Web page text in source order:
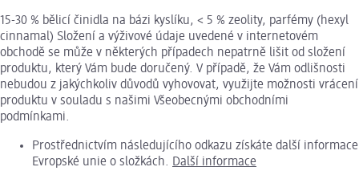
15-30 % bělicí činidla na bázi kyslíku, < 5 % zeolity, parfémy (hexyl
cinnamal) Složení a výživové údaje uvedené v internetovém
obchodě se může v některých případech nepatrně lišit od složení
produktu, který Vám bude doručený. V případě, že Vám odlišnosti
nebudou z jakýchkoliv důvodů vyhovovat, využijte možnosti vrácení
produktu v souladu s našimi Všeobecnými obchodními
podmínkami.
Prostřednictvím následujícího odkazu získáte další informace
Evropské unie o složkách. Další informace